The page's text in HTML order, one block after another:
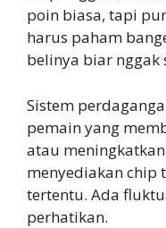
poin biasa, tapi
harus paham
belinya biar nggak
Sistem
pemain yang
atau
menyediakan chip
tertentu. Ada
perhatikan.